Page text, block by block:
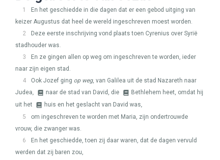
1
En het geschiedde in die dagen dat er een gebod uitging van
keizer Augustus dat heel de wereld ingeschreven moest worden.
2
Deze eerste inschrijving vond plaats toen Cyrenius over Syrië
stadhouder was.
3
En ze gingen allen op weg om ingeschreven te worden, ieder
naar zijn eigen stad.
4
Ook Jozef ging op weg, van Galilea uit de stad Nazareth naar
Judea,
naar de stad van David, die
Bethlehem heet, omdat hij
uit het
huis en het geslacht van David was,
5
om ingeschreven te worden met Maria, zijn ondertrouwde
vrouw, die zwanger was.
6
En het geschiedde, toen zij daar waren, dat de dagen vervuld
werden dat zij baren zou,